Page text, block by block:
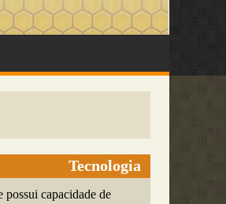
Tecnologia
capacidade de